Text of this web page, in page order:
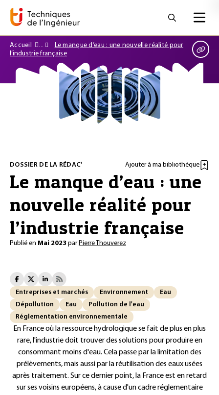
Accueil
Le manque d’eau : une nouvelle réalité pour
l’industrie française
DOSSIER DE LA RÉDAC' Ajouter à ma bibliothèque
Le manque d’eau : une
nouvelle réalité pour
l’industrie française
Publié en Mai 2023 parPierre Thouverez
Entreprises et marchés Environnement
Eau
Dépollution
Eau
Pollution de l'eau
Réglementation environnementale
En France où la ressource hydrologique se fait de plus en plus
rare, l'industrie doit trouver des solutions pour produire en
consommant moins d'eau. Cela passe par la limitation des
prélèvements, mais aussi par la réutilisation des eaux usées
après traitement. Sur ce dernier point, la France est en retard
sur ses voisins européens, à cause d'un cadre réglementaire